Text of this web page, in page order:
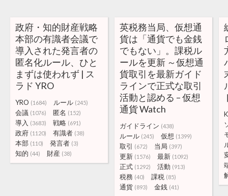
政府・知的財産戦略
本部の有識者会議で
導入された発言者の
匿名化ルール、ひと
まずは使われず | ス
ラド YRO
YRO (1684) ルール (245)
会議 (1076) 匿名 (152)
導入 (3683) 戦略 (691)
政府 (1120) 有識者 (38)
本部 (110) 発言者 (3)
知的 (44) 財産 (38)
英税務当局、仮想通
貨は「通貨でも金銭
でもない」。課税ル
ールを更新 ～仮想通
貨取引を最新ガイド
ラインで正式な取引
活動と認める – 仮想
通貨 Watch
ガイドライン (438)
ルール (245) 仮想 (1399)
取引 (672) 当局 (397)
更新 (1576) 最新 (1092)
正式 (1292) 活動 (913)
税務 (40) 課税 (85)
通貨 (893) 金銭 (41)